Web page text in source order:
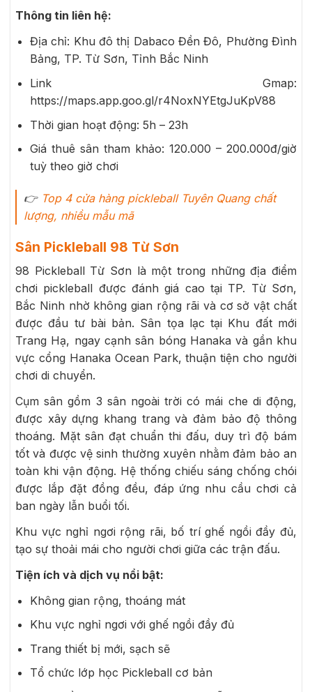
Thông tin liên hệ:
Địa chỉ: Khu đô thị Dabaco Đền Đô, Phường Đình
Bảng, TP. Từ Sơn, Tỉnh Bắc Ninh
Link Gmap:
https://maps.app.goo.gl/r4NoxNYEtgJuKpV88
Thời gian hoạt động: 5h – 23h
Giá thuê sân tham khảo: 120.000 – 200.000đ/giờ
tuỳ theo giờ chơi
👉 Top 4 cửa hàng pickleball Tuyên Quang chất
lượng, nhiều mẫu mã
Sân Pickleball 98 Từ Sơn
98 Pickleball Từ Sơn là một trong những địa điểm
chơi pickleball được đánh giá cao tại TP. Từ Sơn,
Bắc Ninh nhờ không gian rộng rãi và cơ sở vật chất
được đầu tư bài bản. Sân tọa lạc tại Khu đất mới
Trang Hạ, ngay cạnh sân bóng Hanaka và gần khu
vực cổng Hanaka Ocean Park, thuận tiện cho người
chơi di chuyển.
Cụm sân gồm 3 sân ngoài trời có mái che di động,
được xây dựng khang trang và đảm bảo độ thông
thoáng. Mặt sân đạt chuẩn thi đấu, duy trì độ bám
tốt và được vệ sinh thường xuyên nhằm đảm bảo an
toàn khi vận động. Hệ thống chiếu sáng chống chói
được lắp đặt đồng đều, đáp ứng nhu cầu chơi cả
ban ngày lẫn buổi tối.
Khu vực nghỉ ngơi rộng rãi, bố trí ghế ngồi đầy đủ,
tạo sự thoải mái cho người chơi giữa các trận đấu.
Tiện ích và dịch vụ nổi bật:
Không gian rộng, thoáng mát
Khu vực nghỉ ngơi với ghế ngồi đầy đủ
Trang thiết bị mới, sạch sẽ
Tổ chức lớp học Pickleball cơ bản